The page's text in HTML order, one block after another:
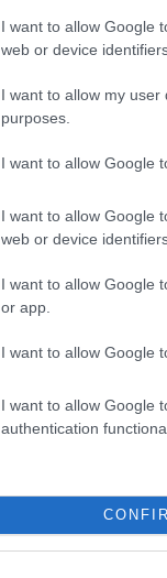
I want to allow Google
web or device
I want to allow my
purposes.
I want to allow Google
I want to allow Google
web or device
I want to allow Google
or app.
I want to allow Google
I want to allow Google
authentication